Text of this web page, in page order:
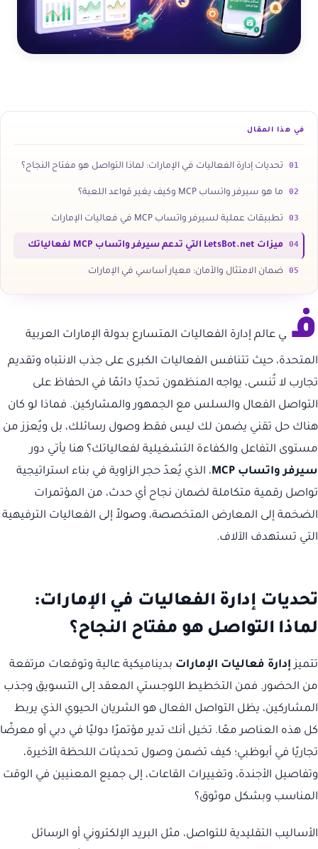
في هذا المقال
01 تحديات إدارة الفعاليات في الإمارات: لماذا التواصل هو مفتاح النجاح؟
02 ما هو سيرفر واتساب MCP وكيف يغير قواعد اللعبة؟
03 تطبيقات عملية لسيرفر واتساب MCP في فعاليات الإمارات
04 ميزات LetsBot.net التي تدعم سيرفر واتساب MCP لفعالياتك
05 ضمان الامتثال والأمان: معيار أساسي في الإمارات
ف ي عالم إدارة الفعاليات المتسارع بدولة الإمارات العربية
المتحدة، حيث تتنافس الفعاليات الكبرى على جذب الانتباه وتقديم
تجارب لا تُنسى، يواجه المنظمون تحديًا دائمًا في الحفاظ على
التواصل الفعال والسلس مع الجمهور والمشاركين. فماذا لو كان
هناك حل تقني يضمن لك ليس فقط وصول رسائلك، بل ويُعزز من
مستوى التفاعل والكفاءة التشغيلية لفعالياتك؟ هنا يأتي دور
سيرفر واتساب MCP
، الذي يُعدّ حجر الزاوية في بناء استراتيجية
تواصل رقمية متكاملة لضمان نجاح أي حدث، من المؤتمرات
الضخمة إلى المعارض المتخصصة، وصولاً إلى الفعاليات الترفيهية
التي تستهدف الآلاف.
تحديات إدارة الفعاليات في الإمارات:
لماذا التواصل هو مفتاح النجاح؟
تتميز إدارة فعاليات الإمارات بديناميكية عالية وتوقعات مرتفعة
من الحضور. فمن التخطيط اللوجستي المعقد إلى التسويق وجذب
المشاركين، يظل التواصل الفعال هو الشريان الحيوي الذي يربط
كل هذه العناصر معًا. تخيل أنك تدير مؤتمرًا دوليًا في دبي أو معرضًا
تجاريًا في أبوظبي؛ كيف تضمن وصول تحديثات اللحظة الأخيرة،
وتفاصيل الأجندة، وتغييرات القاعات، إلى جميع المعنيين في الوقت
المناسب وبشكل موثوق؟
الأساليب التقليدية للتواصل، مثل البريد الإلكتروني أو الرسائل